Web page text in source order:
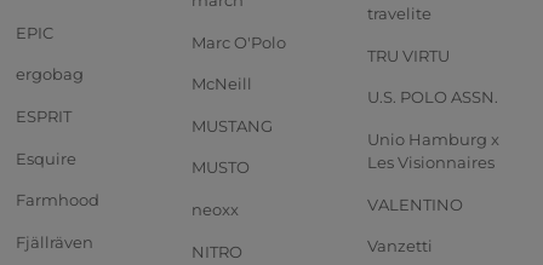
EPIC
ergobag
ESPRIT
Esquire
Farmhood
Fjällräven
Marc O'Polo
McNeill
MUSTANG
MUSTO
neoxx
NITRO
travelite
TRU VIRTU
U.S. POLO ASSN.
Unio Hamburg x
Les Visionnaires
VALENTINO
Vanzetti